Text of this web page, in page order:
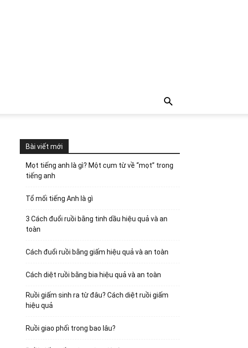
Bài viết mới
Mọt tiếng anh là gì? Một cụm từ về “mọt” trong
tiếng anh
Tổ mối tiếng Anh là gì
3 Cách đuổi ruồi bằng tinh dầu hiệu quả và an
toàn
Cách đuổi ruồi bằng giấm hiệu quả và an toàn
Cách diệt ruồi bằng bia hiệu quả và an toàn
Ruồi giấm sinh ra từ đâu? Cách diệt ruồi giấm
hiệu quả
Ruồi giao phối trong bao lâu?